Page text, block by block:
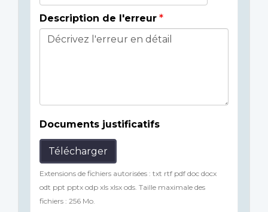
Description de l'erreur
Documents justificatifs
Télécharger
Extensions de fichiers autorisées : txt rtf pdf doc docx
odt ppt pptx odp xls xlsx ods. Taille maximale des
fichiers : 256 Mo.